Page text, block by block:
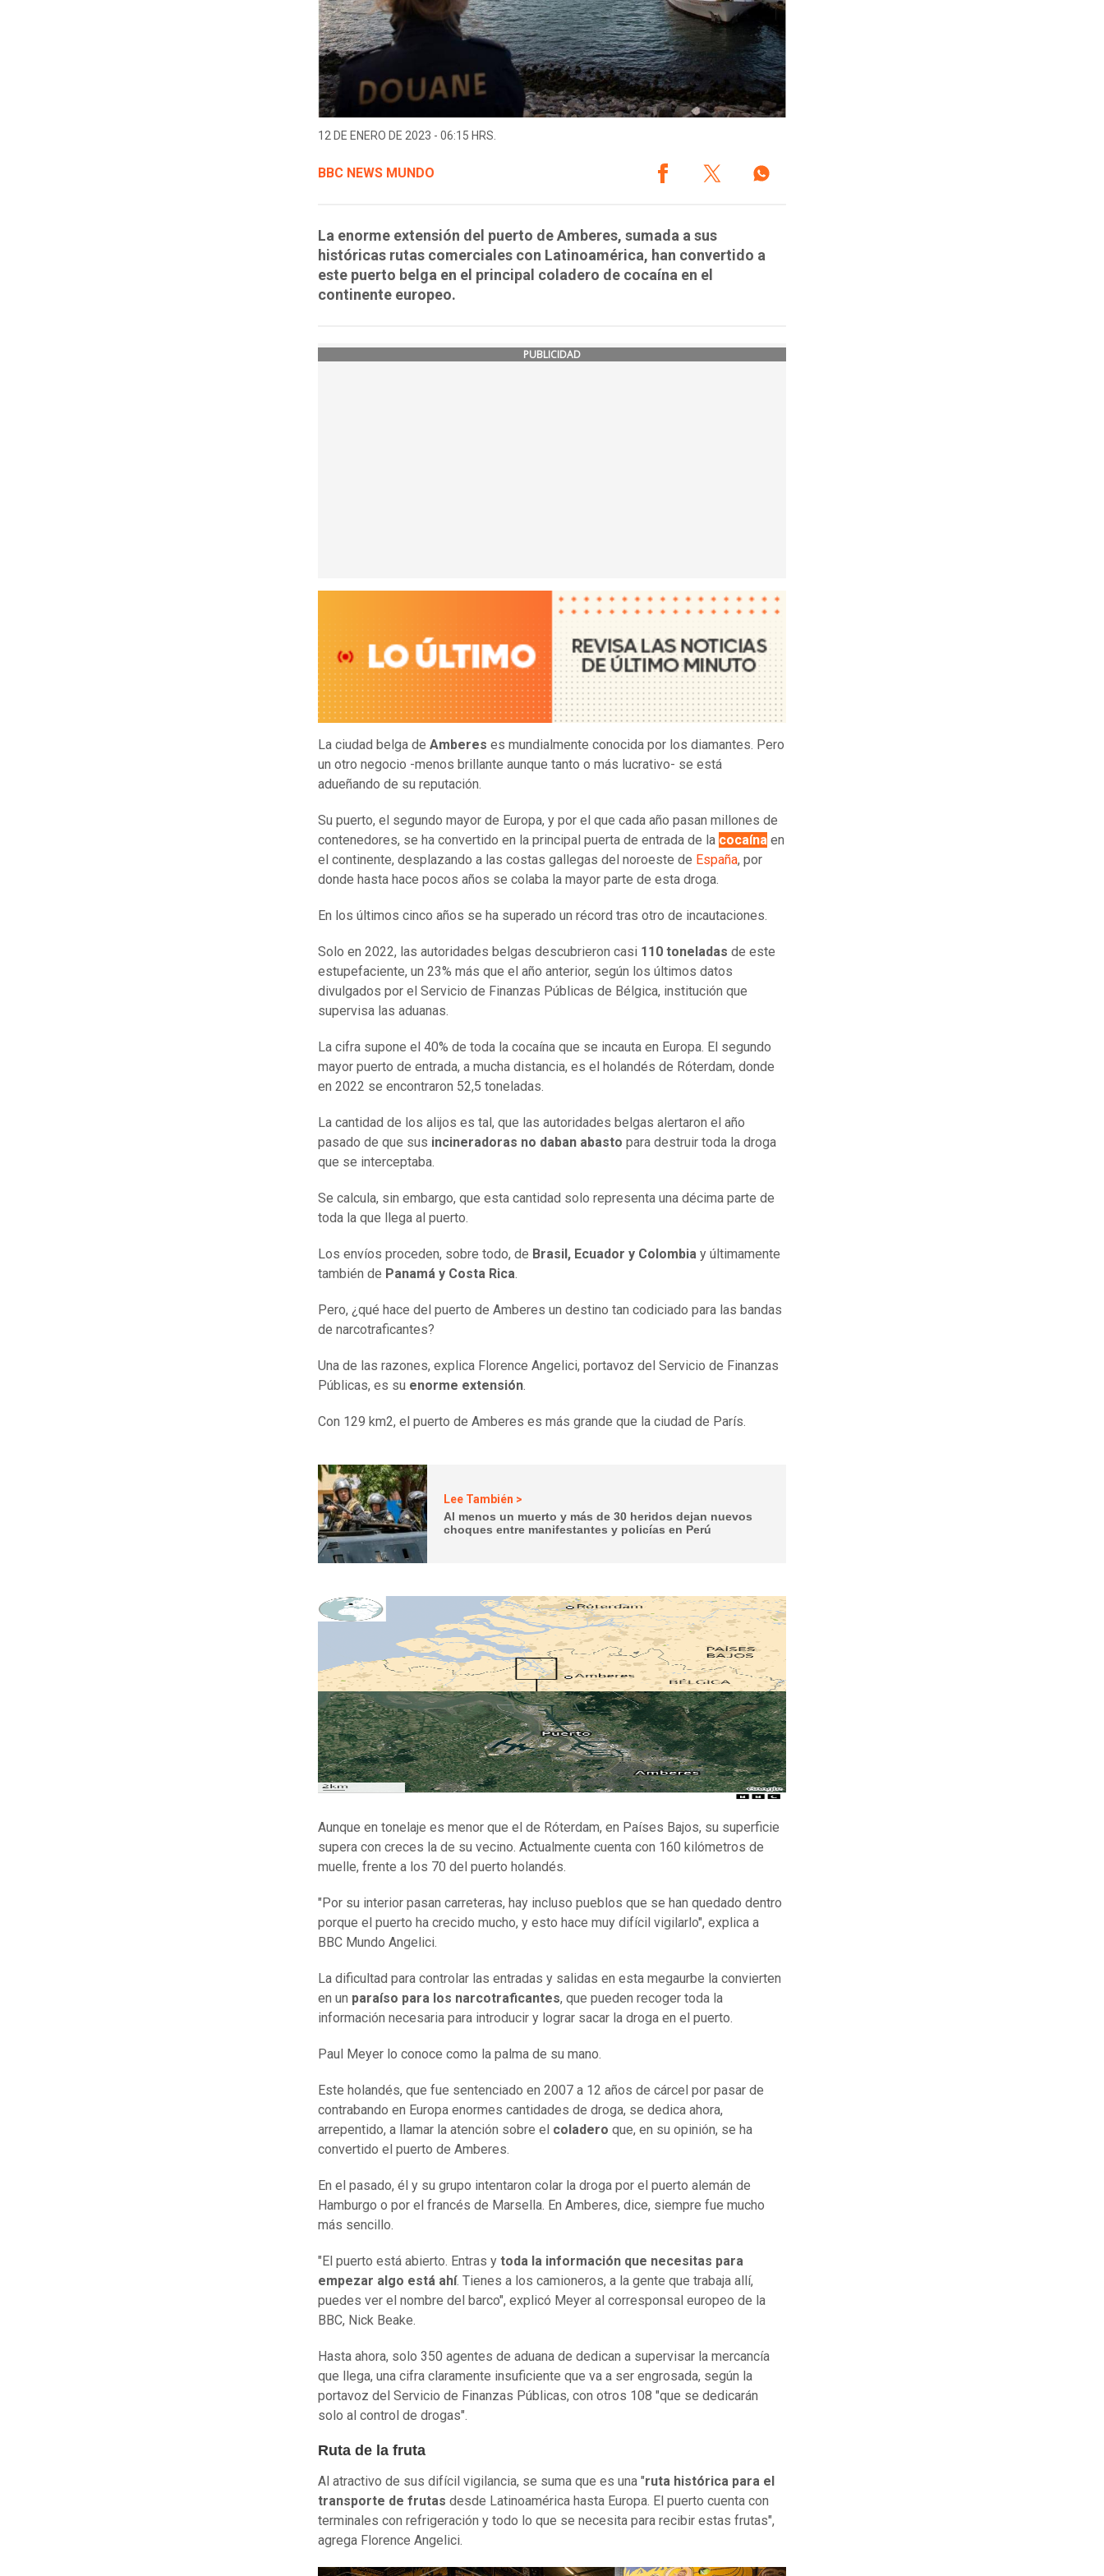
12 DE ENERO DE 2023 - 06:15 HRS.
BBC NEWS MUNDO
La enorme extensión del puerto de Amberes, sumada a sus
históricas rutas comerciales con Latinoamérica, han convertido a
este puerto belga en el principal coladero de cocaína en el
continente europeo.
PUBLICIDAD
La ciudad belga de Amberes es mundialmente conocida por los diamantes. Pero
un otro negocio -menos brillante aunque tanto o más lucrativo- se está
adueñando de su reputación.
Su puerto, el segundo mayor de Europa, y por el que cada año pasan millones de
contenedores, se ha convertido en la principal puerta de entrada de la cocaína en
el continente, desplazando a las costas gallegas del noroeste de España, por
donde hasta hace pocos años se colaba la mayor parte de esta droga.
En los últimos cinco años se ha superado un récord tras otro de incautaciones.
Solo en 2022, las autoridades belgas descubrieron casi 110 toneladas de este
estupefaciente, un 23% más que el año anterior, según los últimos datos
divulgados por el Servicio de Finanzas Públicas de Bélgica, institución que
supervisa las aduanas.
La cifra supone el 40% de toda la cocaína que se incauta en Europa. El segundo
mayor puerto de entrada, a mucha distancia, es el holandés de Róterdam, donde
en 2022 se encontraron 52,5 toneladas.
La cantidad de los alijos es tal, que las autoridades belgas alertaron el año
pasado de que sus incineradoras no daban abasto para destruir toda la droga
que se interceptaba.
Se calcula, sin embargo, que esta cantidad solo representa una décima parte de
toda la que llega al puerto.
Los envíos proceden, sobre todo, de Brasil, Ecuador y Colombia y últimamente
también de Panamá y Costa Rica.
Pero, ¿qué hace del puerto de Amberes un destino tan codiciado para las bandas
de narcotraficantes?
Una de las razones, explica Florence Angelici, portavoz del Servicio de Finanzas
Públicas, es su enorme extensión.
Con 129 km2, el puerto de Amberes es más grande que la ciudad de París.
Lee También >
Al menos un muerto y más de 30 heridos dejan nuevos
choques entre manifestantes y policías en Perú
Aunque en tonelaje es menor que el de Róterdam, en Países Bajos, su superficie
supera con creces la de su vecino. Actualmente cuenta con 160 kilómetros de
muelle, frente a los 70 del puerto holandés.
"Por su interior pasan carreteras, hay incluso pueblos que se han quedado dentro
porque el puerto ha crecido mucho, y esto hace muy difícil vigilarlo", explica a
BBC Mundo Angelici.
La dificultad para controlar las entradas y salidas en esta megaurbe la convierten
en un paraíso para los narcotraficantes, que pueden recoger toda la
información necesaria para introducir y lograr sacar la droga en el puerto.
Paul Meyer lo conoce como la palma de su mano.
Este holandés, que fue sentenciado en 2007 a 12 años de cárcel por pasar de
contrabando en Europa enormes cantidades de droga, se dedica ahora,
arrepentido, a llamar la atención sobre el coladero que, en su opinión, se ha
convertido el puerto de Amberes.
En el pasado, él y su grupo intentaron colar la droga por el puerto alemán de
Hamburgo o por el francés de Marsella. En Amberes, dice, siempre fue mucho
más sencillo.
"El puerto está abierto. Entras y toda la información que necesitas para
empezar algo está ahí. Tienes a los camioneros, a la gente que trabaja allí,
puedes ver el nombre del barco", explicó Meyer al corresponsal europeo de la
BBC, Nick Beake.
Hasta ahora, solo 350 agentes de aduana de dedican a supervisar la mercancía
que llega, una cifra claramente insuficiente que va a ser engrosada, según la
portavoz del Servicio de Finanzas Públicas, con otros 108 "que se dedicarán
solo al control de drogas".
Ruta de la fruta
Al atractivo de sus difícil vigilancia, se suma que es una "ruta histórica para el
transporte de frutas desde Latinoamérica hasta Europa. El puerto cuenta con
terminales con refrigeración y todo lo que se necesita para recibir estas frutas",
agrega Florence Angelici.